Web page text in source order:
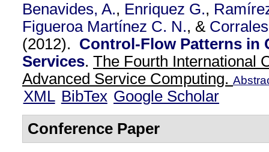
Benavides, A., Enriquez G.,
Figueroa Martínez C. N., &
(2012). Control-Flow Patterns in
Services. The Fourth International
Advanced Service Computing.
XML BibTex Google Scholar
Conference Paper